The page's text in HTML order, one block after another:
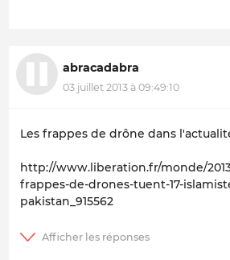
abracadabra
03 juillet 2013 à 09:49:10
Les frappes de drône dans
http://www.liberation.fr/monde/
frappes-de-drones-tuent-17-
pakistan_915562